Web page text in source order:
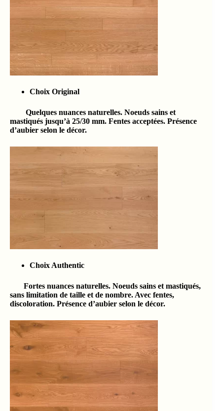
Choix Original
Quelques nuances naturelles. Noeuds sains et
mastiqués jusqu’à 25/30 mm. Fentes acceptées. Présence
d’aubier selon le décor.
Choix Authentic
Fortes nuances naturelles. Noeuds sains et mastiqués,
sans limitation de taille et de nombre. Avec fentes,
discoloration. Présence d’aubier selon le décor.